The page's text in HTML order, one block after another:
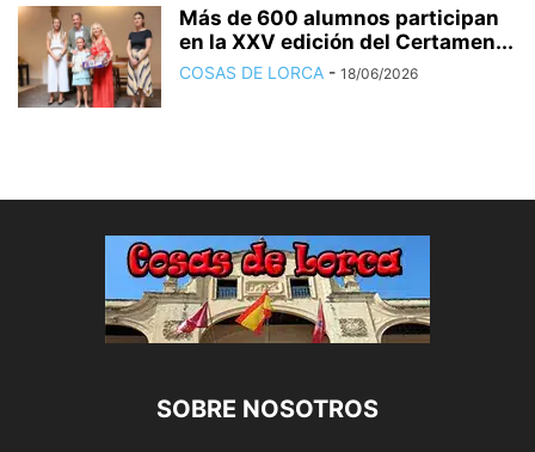
Más de 600 alumnos participan
en la XXV edición del Certamen...
COSAS DE LORCA - 18/06/2026
SOBRE NOSOTROS